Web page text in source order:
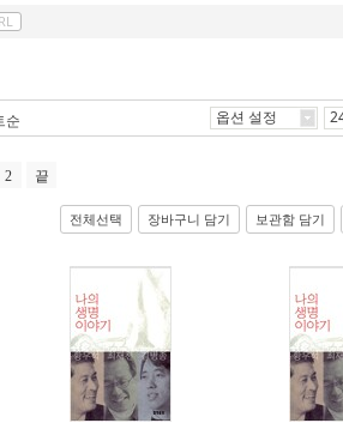
순 옵션 설정
2 끝
전체선택 장바구니 담기 보관함 담기